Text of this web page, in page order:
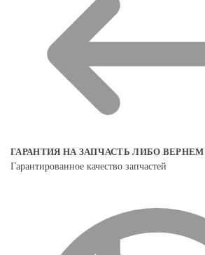
ГАРАНТИЯ НА ЗАПЧАСТЬ ЛИБО
Гарантированное качество запчастей